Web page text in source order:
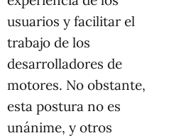
usuarios y facilitar el
trabajo de los
desarrolladores de
motores. No obstante,
esta postura no es
unánime, y otros